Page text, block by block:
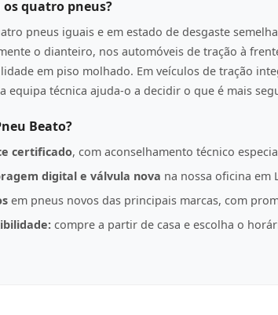
quatro pneus?
pneus iguais e em estado de desgaste
o dianteiro, nos automóveis de tração à
em piso molhado. Em veículos de tração
equipa técnica ajuda-o a decidir o que é mais
Beato?
certificado, com aconselhamento técnico
digital e válvula nova na nossa oficina em
em pneus novos das principais marcas, com
compre a partir de casa e escolha o